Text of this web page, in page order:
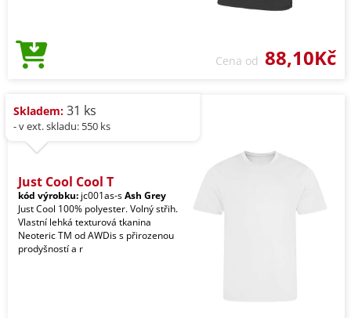
Cena od 88,10Kč
Skladem: 31 ks
- v ext. skladu: 550 ks
Just Cool Cool T
kód výrobku: jc001as-sAsh Grey
Just Cool 100% polyester. Volný střih.
Vlastní lehká texturová tkanina
Neoteric TM od AWDis s přirozenou
prodyšností a r